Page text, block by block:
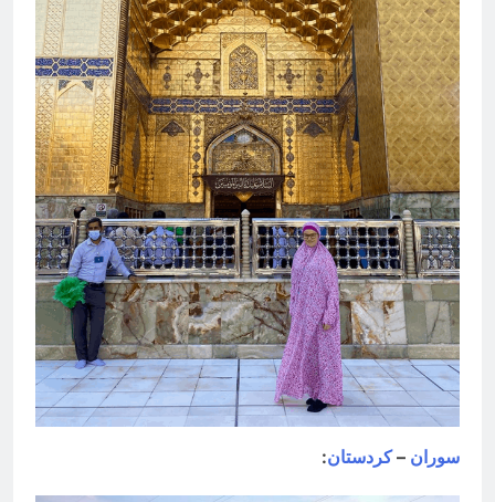
سوران –كردستان: